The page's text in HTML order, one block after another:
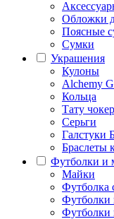
Обложки
Поясные
Сумки
Украшения
Кулоны
Alchemy
Кольца
Тату
Серьги
Галстуки
Браслеты
Футболки и
Майки
Футболка
Футболки
Футболки